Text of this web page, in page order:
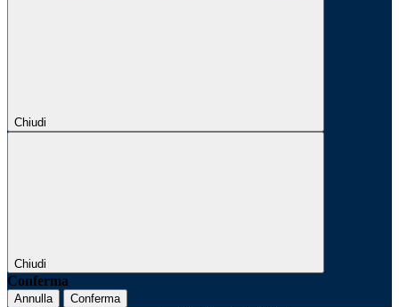
Chiudi
Chiudi
Conferma
Annulla Conferma